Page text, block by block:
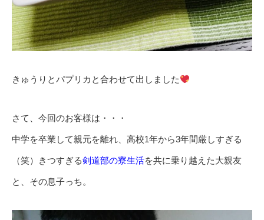
きゅうりとパプリカと合わせて出しました
さて、今回のお客様は・・・
中学を卒業して親元を離れ、高校1年から3年間厳しすぎる
（笑）きつすぎる剣道部の寮生活を共に乗り越えた大親友
と、その息子っち。